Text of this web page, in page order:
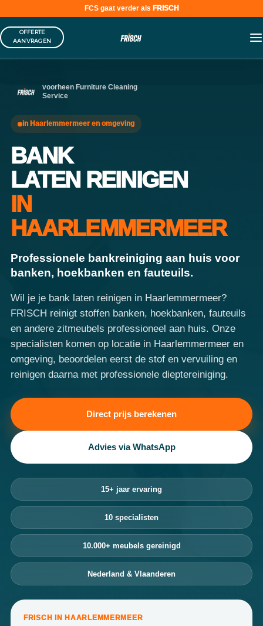
FCS gaat verder als FRISCH
Skip
to
OFFERTE
AANVRAGEN
voorheen Furniture Cleaning
Service
in Haarlemmermeer en omgeving
BANK
LATEN REINIGEN
IN
HAARLEMMERMEER
Professionele bankreiniging aan huis voor
banken, hoekbanken en fauteuils.
Wil je je bank laten reinigen in Haarlemmermeer?
FRISCH reinigt stoffen banken, hoekbanken, fauteuils
en andere zitmeubels professioneel aan huis. Onze
specialisten komen op locatie in Haarlemmermeer en
omgeving, beoordelen eerst de stof en vervuiling en
reinigen daarna met professionele dieptereiniging.
Direct prijs berekenen
Advies via WhatsApp
15+ jaar ervaring
10 specialisten
10.000+ meubels gereinigd
Nederland & Vlaanderen
FRISCH IN HAARLEMMERMEER